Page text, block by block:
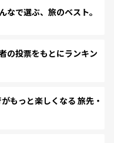
で選ぶ、旅のベスト。
の投票をもとにランキン
もっと楽しくなる 旅先・